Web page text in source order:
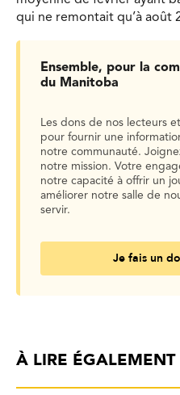
qui ne remontait qu’à août
Ensemble, pour la
du Manitoba
Les dons de nos lecteurs
pour fournir une
notre communauté.
notre mission. Votre
notre capacité à offrir un
améliorer notre salle de
servir.
Je fais un
À LIRE ÉGALEMENT